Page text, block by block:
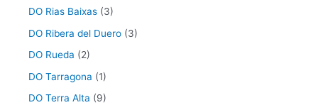
DO Rias Baixas (3)
DO Ribera del Duero (3)
DO Rueda (2)
DO Tarragona (1)
DO Terra Alta (9)